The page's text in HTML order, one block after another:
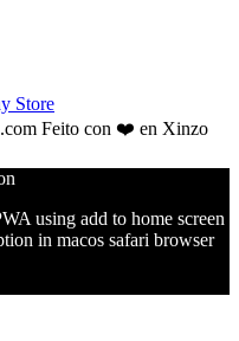
Store
Feito con ❤️ en Xinzo
using add to home screen
in macos safari browser